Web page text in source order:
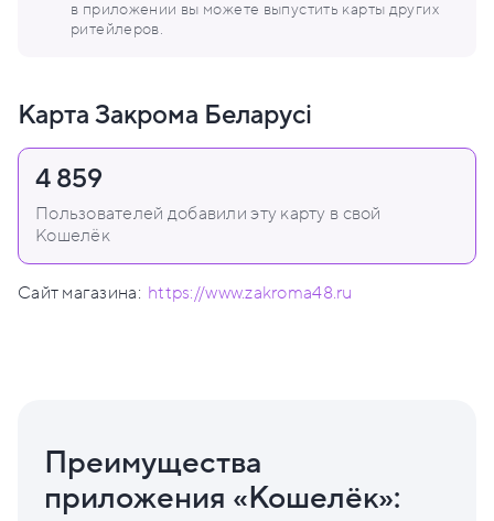
в приложении вы можете выпустить карты других
ритейлеров.
Карта Закрома Беларусi
4 859
Пользователей добавили эту карту в свой
Кошелёк
Сайт магазина: https://www.zakroma48.ru
Преимущества
приложения «Кошелёк»: